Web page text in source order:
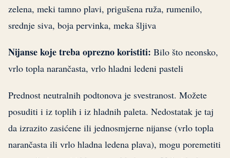
zelena, meki tamno plavi, prigušena ruža, rumenilo,
srednje siva, boja pervinka, meka šljiva
Nijanse koje treba oprezno koristiti: Bilo što neonsko,
vrlo topla narančasta, vrlo hladni ledeni pasteli
Prednost neutralnih podtonova je svestranost. Možete
posuditi i iz toplih i iz hladnih paleta. Nedostatak je taj
da izrazito zasićene ili jednosmjerne nijanse (vrlo topla
narančasta ili vrlo hladna ledena plava), mogu poremetiti